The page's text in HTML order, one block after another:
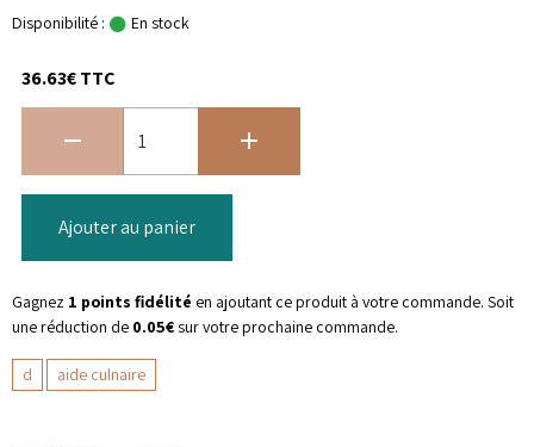
Disponibilité : En stock
36.63€ TTC
Ajouter au panier
Gagnez 1 points fidélité en ajoutant ce produit à votre commande. Soit
une réduction de 0.05€sur votre prochaine commande.
d aide culnaire